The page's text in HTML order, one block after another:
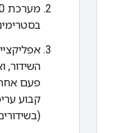
השידור,
קבוע